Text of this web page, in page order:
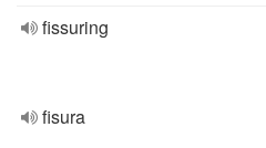
fissuring
fisura